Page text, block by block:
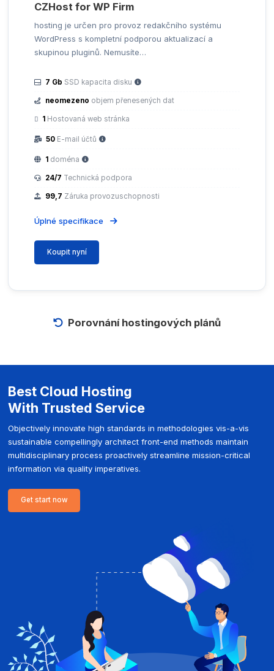
CZHost for WP Firm
hosting je určen pro provoz redakčního systému
WordPress s kompletní podporou aktualizací a
skupinou pluginů. Nemusíte…
7 Gb SSD kapacita disku
neomezeno objem přenesených dat
1 Hostovaná web stránka
50 E-mail účtů
1 doména
24/7 Technická podpora
99,7 Záruka provozuschopnosti
Úplné specifikace
Koupit nyní
Porovnání hostingových plánů
Best Cloud Hosting
With Trusted Service
Objectively innovate high standards in methodologies vis-a-vis
sustainable compellingly architect front-end methods maintain
multidisciplinary process proactively streamline mission-critical
information via quality imperatives.
Get start now